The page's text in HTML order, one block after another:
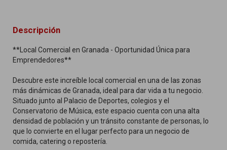
Descripción
**Local Comercial en Granada - Oportunidad Única para
Emprendedores**
Descubre este increíble local comercial en una de las zonas
más dinámicas de Granada, ideal para dar vida a tu negocio.
Situado junto al Palacio de Deportes, colegios y el
Conservatorio de Música, este espacio cuenta con una alta
densidad de población y un tránsito constante de personas, lo
que lo convierte en el lugar perfecto para un negocio de
comida, catering o repostería.